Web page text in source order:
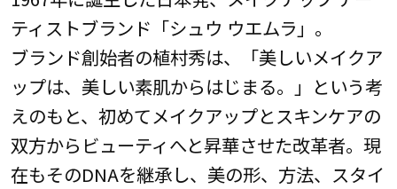
ティストブランド「シュウ ウエムラ」。
ブランド創始者の植村秀は、「美しいメイクア
ップは、美しい素肌からはじまる。」という考
えのもと、初めてメイクアップとスキンケアの
双方からビューティへと昇華させた改革者。現
在もそのDNAを継承し、美の形、方法、スタイ